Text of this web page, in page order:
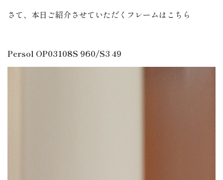
さて、本日ご紹介させていただくフレームはこちら
Persol OP03108S 960/S3 49